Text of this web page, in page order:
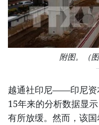
附图。（
越通社印尼——印尼资
15年来的分析数据显
有所放缓。然而，该